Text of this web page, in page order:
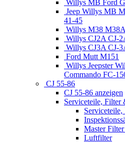
Willys MB Ford
Jeep Willys MB
41-45
Willys M38
Willys CJ2A CJ-
Willys CJ3A CJ-
Ford Mutt M151
Willys Jeepster
Commando FC-
CJ 55-86
CJ 55-86 anzeigen
Serviceteile, Filter
Master
Luftfilter